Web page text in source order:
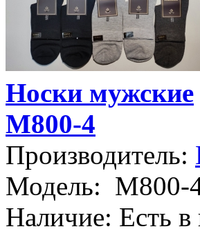
Носки мужские
М800-4
Производитель:
Модель: M800-
Наличие: Есть